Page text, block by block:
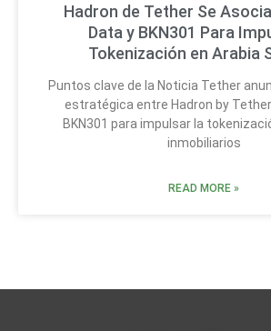
Hadron de Tether Se
Data y BKN301 Para
Tokenización en Arabia
Puntos clave de la Noticia Tether
estratégica entre Hadron by
BKN301 para impulsar la
inmobiliarios
READ MORE »